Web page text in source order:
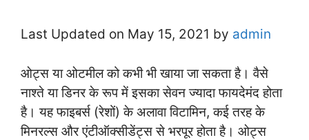
Last Updated on May 15, 2021 by admin
ओट्स या ओटमील को कभी भी खाया जा सकता है। वैसे
नाश्ते या डिनर के रूप में इसका सेवन ज्यादा फायदेमंद होता
है। यह फाइबर्स (रेशों) के अलावा विटामिन, कई तरह के
मिनरल्स और एंटीऑक्सीडेंट्स से भरपूर होता है। ओट्स